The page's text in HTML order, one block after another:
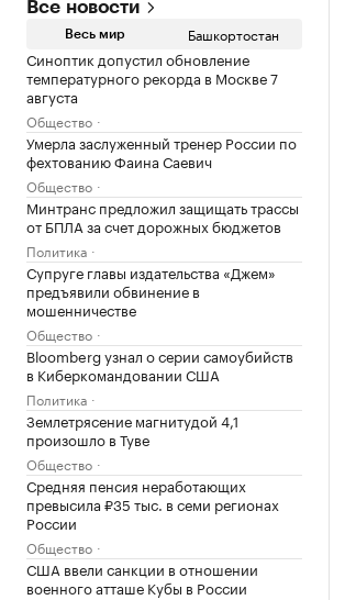
Все новости
Весь мир Башкортостан
Синоптик допустил обновление
температурного рекорда в Москве 7
августа
Общество
Умерла заслуженный тренер России по
фехтованию Фаина Саевич
Общество
Минтранс предложил защищать трассы
от БПЛА за счет дорожных бюджетов
Политика
Супруге главы издательства «Джем»
предъявили обвинение в
мошенничестве
Общество
Bloomberg узнал о серии самоубийств
в Киберкомандовании США
Политика
Землетрясение магнитудой 4,1
произошло в Туве
Общество
Средняя пенсия неработающих
превысила ₽35 тыс. в семи регионах
России
Общество
США ввели санкции в отношении
военного атташе Кубы в России